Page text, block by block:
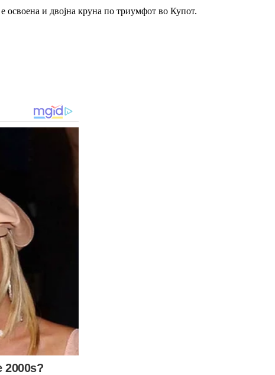
освоена и двојна круна по триумфот во Купот.